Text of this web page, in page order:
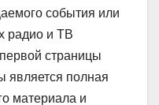
события или
радио и ТВ
страницы
является полная
материала и